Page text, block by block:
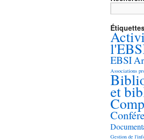
EBSI
Associations
et
Gestion de